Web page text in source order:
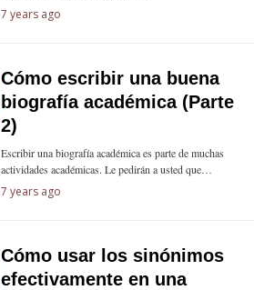
7 years ago
Cómo escribir una buena
biografía académica (Parte
2)
Escribir una biografía académica es parte de muchas
actividades académicas. Le pedirán a usted que…
7 years ago
Cómo usar los sinónimos
efectivamente en una